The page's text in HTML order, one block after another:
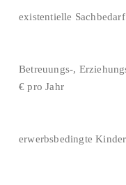
Betreuungs-, Erziehungs-
€ pro Jahr
erwerbsbedingte